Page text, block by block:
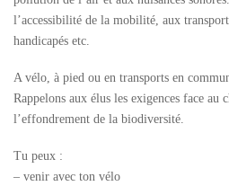
l’accessibilité de la mobilité, aux
handicapés etc.
A vélo, à pied ou en transports en
Rappelons aux élus les exigences face au
l’effondrement de la biodiversité.
Tu peux :
– venir avec ton vélo